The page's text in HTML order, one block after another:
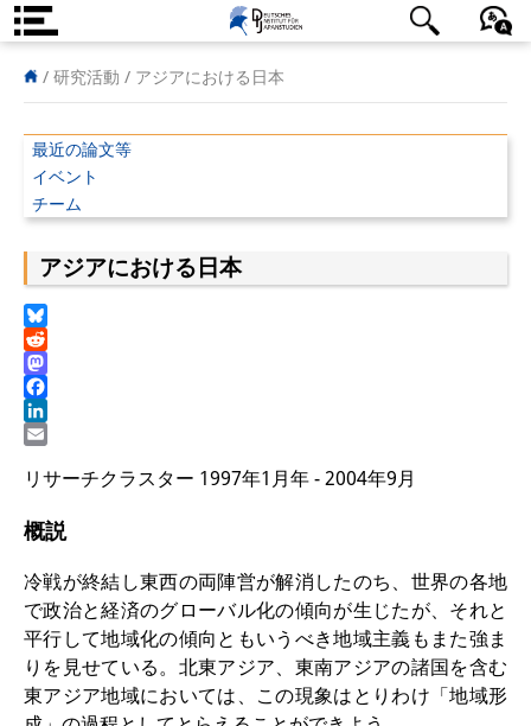
DIJ案内
研究所の概要
チーム
執行部
リサーチ・チーム
客員研究員
奨学生
研修生
研究活動
研究活動の概要
研究クラスター
日本語
/ 研究活動 / アジアにおける日本
最近の論文等
イベント
チーム
アジアにおける日本
Bluesky
Reddit
Mastodon
Facebook
LinkedIn
リサーチクラスター 1997年1月年 - 2004年9月
概説
冷戦が終結し東西の両陣営が解消したのち、世界の各地
で政治と経済のグローバル化の傾向が生じたが、それと
平行して地域化の傾向ともいうべき地域主義もまた強ま
りを見せている。北東アジア、東南アジアの諸国を含む
東アジア地域においては、この現象はとりわけ「地域形